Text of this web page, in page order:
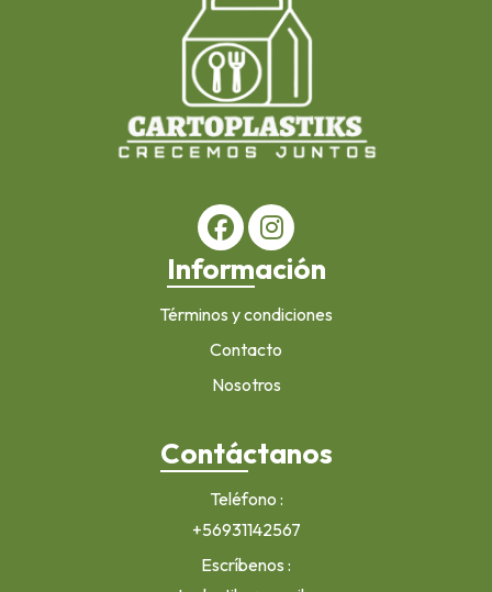
Información
Términos y condiciones
Contacto
Nosotros
Contáctanos
Teléfono
+56931142567
Escríbenos